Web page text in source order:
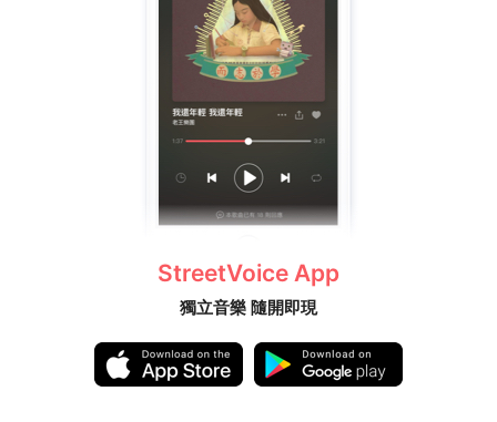
StreetVoice App
獨立音樂 隨開即現